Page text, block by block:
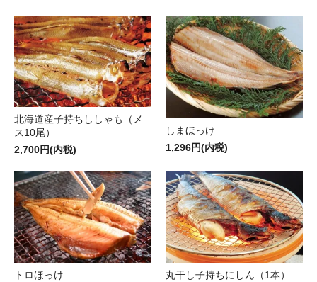
北海道産子持ちししゃも（メ
ス10尾）
2,700円(内税)
しまほっけ
1,296円(内税)
トロほっけ
丸干し子持ちにしん（1本）